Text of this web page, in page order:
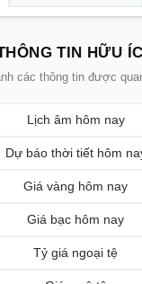
TIN HỮU
các thông tin được
Lịch âm hôm nay
Dự báo thời tiết hôm
Giá vàng hôm nay
Giá bạc hôm nay
Tỷ giá ngoại tệ